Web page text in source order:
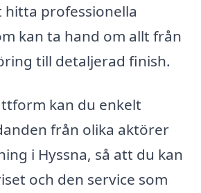
professionella
kan ta hand om allt från
till detaljerad finish.
kan du enkelt
från olika aktörer
i Hyssna, så att du kan
och den service som